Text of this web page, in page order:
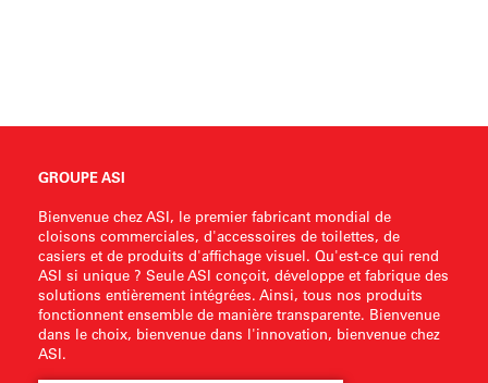
GROUPE ASI
Bienvenue chez ASI, le premier fabricant mondial de
cloisons commerciales, d'accessoires de toilettes, de
casiers et de produits d'affichage visuel. Qu'est-ce qui rend
ASI si unique ? Seule ASI conçoit, développe et fabrique des
solutions entièrement intégrées. Ainsi, tous nos produits
fonctionnent ensemble de manière transparente. Bienvenue
dans le choix, bienvenue dans l'innovation, bienvenue chez
ASI.